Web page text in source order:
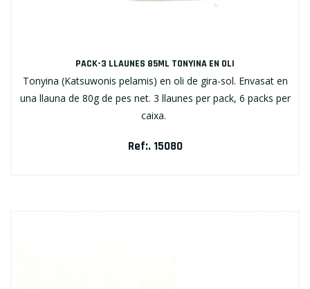
PACK-3 LLAUNES 85ML TONYINA EN OLI
Tonyina (Katsuwonis pelamis) en oli de gira-sol. Envasat en
una llauna de 80g de pes net. 3 llaunes per pack, 6 packs per
caixa.
Ref:. 15080